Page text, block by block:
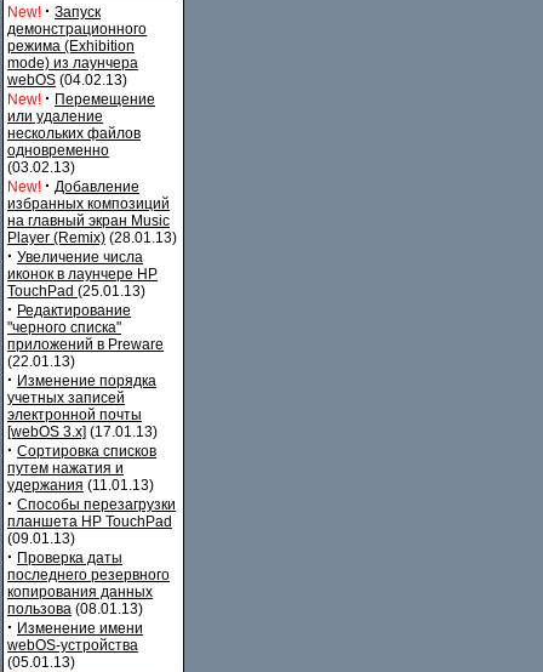
New! · Запуск
демонстрационного
режима (Exhibition
mode) из лаунчера
webOS (04.02.13)
New! · Перемещение
или удаление
нескольких файлов
одновременно
(03.02.13)
New! · Добавление
избранных композиций
на главный экран Music
Player (Remix) (28.01.13)
· Увеличение числа
иконок в лаунчере HP
TouchPad (25.01.13)
· Редактирование
"черного списка"
приложений в Preware
(22.01.13)
· Изменение порядка
учетных записей
электронной почты
[webOS 3.x] (17.01.13)
· Сортировка списков
путем нажатия и
удержания (11.01.13)
· Способы перезагрузки
планшета HP TouchPad
(09.01.13)
· Проверка даты
последнего резервного
копирования данных
пользова (08.01.13)
· Изменение имени
webOS-устройства
(05.01.13)